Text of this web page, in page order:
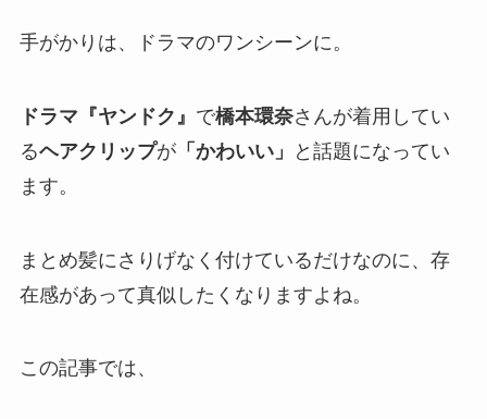
手がかりは、ドラマのワンシーンに。
ドラマ『ヤンドク』 で橋本環奈さんが着用してい
るヘアクリップが「かわいい」
と話題になってい
ます。
まとめ髪にさりげなく付けているだけなのに、存
在感があって真似したくなりますよね。
この記事では、